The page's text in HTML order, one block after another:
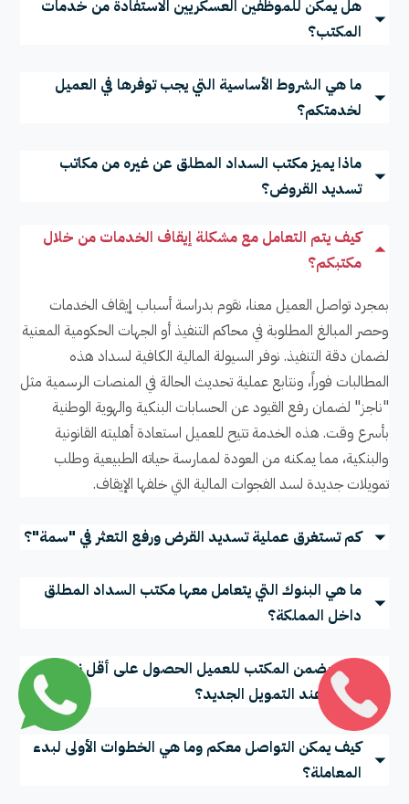
هل يمكن للموظفين العسكريين الاستفادة من خدمات
المكتب؟
ما هي الشروط الأساسية التي يجب توفرها في العميل
لخدمتكم؟
ماذا يميز مكتب السداد المطلق عن غيره من مكاتب
تسديد القروض؟
كيف يتم التعامل مع مشكلة إيقاف الخدمات من خلال
مكتبكم؟
بمجرد تواصل العميل معنا، نقوم بدراسة أسباب إيقاف الخدمات
وحصر المبالغ المطلوبة في محاكم التنفيذ أو الجهات الحكومية المعنية
لضمان دقة التنفيذ. نوفر السيولة المالية الكافية لسداد هذه
المطالبات فوراً، ونتابع عملية تحديث الحالة في المنصات الرسمية مثل
"ناجز" لضمان رفع القيود عن الحسابات البنكية والهوية الوطنية
بأسرع وقت. هذه الخدمة تتيح للعميل استعادة أهليته القانونية
والبنكية، مما يمكنه من العودة لممارسة حياته الطبيعية وطلب
تمويلات جديدة لسد الفجوات المالية التي خلفها الإيقاف.
كم تستغرق عملية تسديد القرض ورفع التعثر في "سمة"؟
ما هي البنوك التي يتعامل معها مكتب السداد المطلق
داخل المملكة؟
كيف يضمن المكتب للعميل الحصول على أقل نسبة
فوائد عند التمويل الجديد؟
كيف يمكن التواصل معكم وما هي الخطوات الأولى لبدء
المعاملة؟